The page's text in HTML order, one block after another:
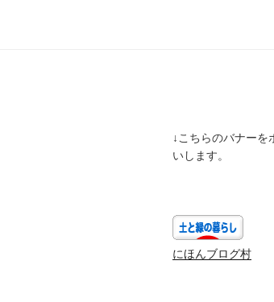
ン
↓こちらのバナーを
いします。
にほんブログ村